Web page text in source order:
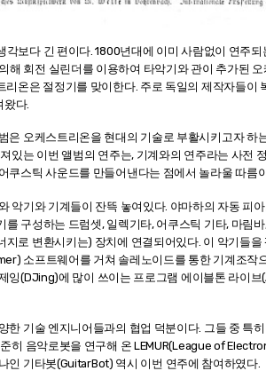
각보다 긴 편이다. 1800년대에 이미 사람없이 연주
해 회전 실린더를 이용하여 타악기와 관이 추가된
온은 절정기를 맞이한다. 주로 독일의 제작자들이
왔다.
은 오케스트리온을 현대의 기술로 부활시키고자 하
있는 이번 앨범의 연주는, 기계와의 연주라는 사전
쿠스틱 사운드를 만들어낸다는 점에서 놀라울 따름
악기와 기계들이 잔뜩 놓여있다. 야마하의 자동 피
구성하는 드럼셋, 일렉기타, 어쿠스틱 기타, 마림
로 변환시키는) 장치에 연결되어있다. 이 악기들을
소프트웨어를 거쳐 솔레노이드를 통한 기계조작
잉(DJing)에 많이 쓰이는 프로그램 에이블톤 라이
한 기술 엔지니어들과의 협업 덕분이다. 그들 중 특
히 음악로봇을 연구해 온 LEMUR(League of
인 기타봇(GuitarBot) 역시 이번 연주에 참여하였다.